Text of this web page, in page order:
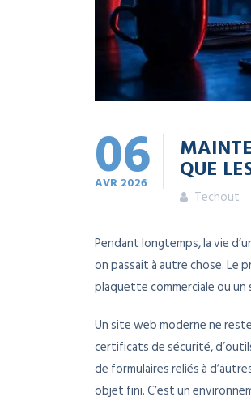
06
AVR 2026 QUE
Techout
Pendant longtemps, la vie
on passait à autre chose. Le
plaquette commerciale ou
Un site web moderne ne
certificats de sécurité,
de formulaires reliés à
objet fini. C’est un